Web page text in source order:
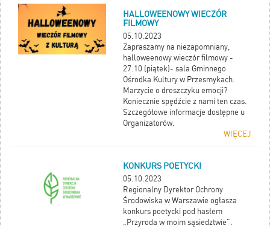
HALLOWEENOWY WIECZÓR
FILMOWY
05.10.2023
Zapraszamy na niezapomniany,
halloweenowy wieczór filmowy -
27.10 (piątek)- sala Gminnego
Ośrodka Kultury w Przesmykach.
Marzycie o dreszczyku emocji?
Koniecznie spędźcie z nami ten czas.
Szczegółowe informacje dostępne u
Organizatorów.
WIĘCEJ
KONKURS POETYCKI
05.10.2023
Regionalny Dyrektor Ochrony
Środowiska w Warszawie ogłasza
konkurs poetycki pod hasłem
„Przyroda w moim sąsiedztwie”.